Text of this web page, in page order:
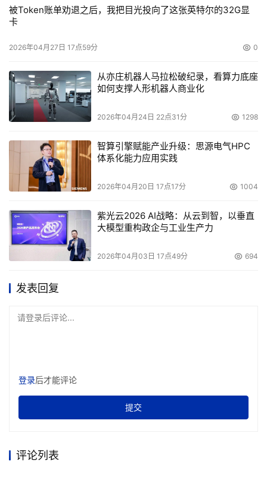
被Token账单劝退之后，我把目光投向了这张英特尔的32G显
卡
2026年04月27日 17点59分 0
从亦庄机器人马拉松破纪录，看算力底座
如何支撑人形机器人商业化
2026年04月24日 22点31分 1298
智算引擎赋能产业升级：思源电气HPC
体系化能力应用实践
2026年04月20日 17点17分 1004
紫光云2026 AI战略：从云到智，以垂直
大模型重构政企与工业生产力
2026年04月03日 17点49分 694
发表回复
请登录后评论...
登录后才能评论
提交
评论列表